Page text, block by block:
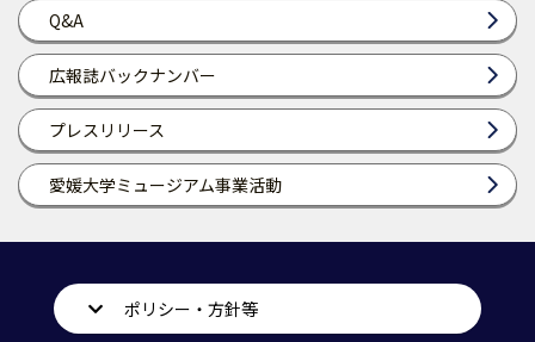
Q&A
広報誌バックナンバー
プレスリリース
愛媛大学ミュージアム事業活動
ポリシー・方針等